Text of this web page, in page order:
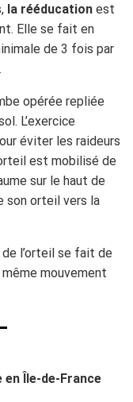
la rééducationest
Elle se fait en
de 3 fois par
opérée repliée
L’exercice
éviter les raideurs
est mobilisé de
sur le haut de
son orteil vers la
l’orteil se fait de
mouvement
en Île-de-France